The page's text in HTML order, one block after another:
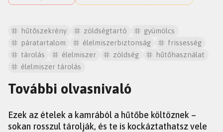
hűtőszekrény zöldségtartó
gyümölcs
páratartalom
élelmiszerbiztonság
frissesség
tárolás
élelmiszer zöldség
hűtőhasználat
élelmiszer tárolás
További olvasnivaló
Ezek az ételek a kamrából a hűtőbe költöznek –
sokan rosszul tárolják, és te is kockáztathatsz vele